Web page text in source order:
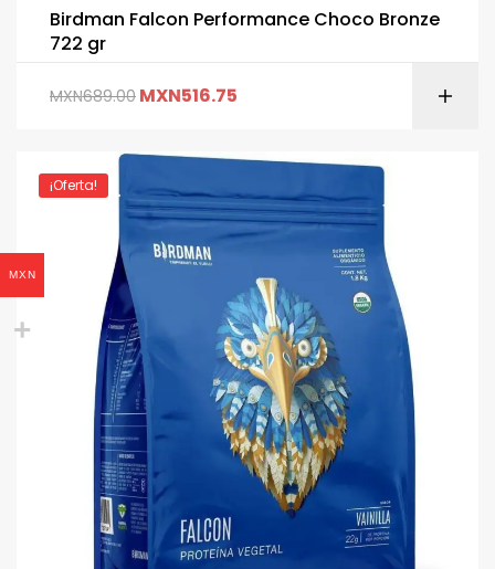
Birdman Falcon Performance Choco Bronze
722 gr
MXN689.00 MXN516.75
¡Oferta!
MXN